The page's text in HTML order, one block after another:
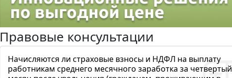
Правовые консультации
Начисляются ли страховые взносы и НДФЛ на выплату
работникам среднего месячного заработка за четвертый